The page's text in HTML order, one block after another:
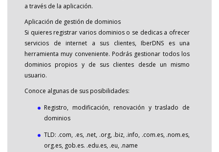
a través de la aplicación.
Aplicación de gestión de dominios
Si quieres registrar varios dominios o se dedicas a ofrecer
servicios de internet a sus clientes, IberDNS es una
herramienta muy conveniente. Podrás gestionar todos los
dominios propios y de sus clientes desde un mismo
usuario.
Conoce algunas de sus posibilidades:
Registro, modificación, renovación y traslado de
dominios
TLD: .com, .es, .net, .org, .biz, .info, .com.es, .nom.es,
org.es, gob.es. .edu.es, .eu, .name